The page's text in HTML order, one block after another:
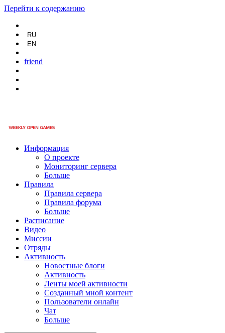
Перейти к содержанию
RU
EN
friend
Информация
О проекте
Мониторинг сервера
Больше
Правила
Правила сервера
Правила форума
Больше
Расписание
Видео
Миссии
Отряды
Активность
Новостные блоги
Активность
Ленты моей активности
Созданный мной контент
Пользователи онлайн
Чат
Больше